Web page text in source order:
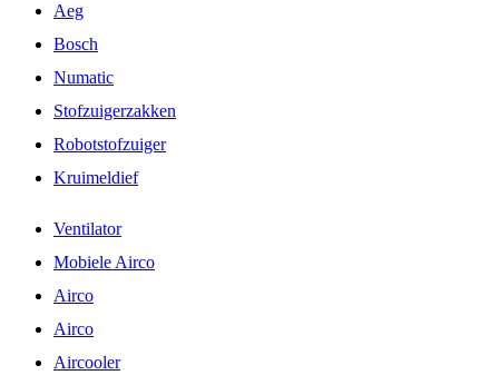
Aeg
Bosch
Numatic
Stofzuigerzakken
Robotstofzuiger
Kruimeldief
Ventilator
Mobiele Airco
Airco
Airco
Aircooler